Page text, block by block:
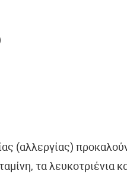
(αλλεργίας)
τα λευκοτριένια